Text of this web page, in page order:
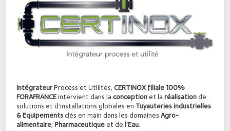
IntégrateurProcess et Utilités,CERTINOX filiale 100%
FORAFRANCEintervient dans laconceptionet laréalisationde
solutions et d’installations globales en Tuyauteries industrielles
& Equipementsclés en main dans les domainesAgro-
alimentaire,Pharmaceutiqueet del’Eau.